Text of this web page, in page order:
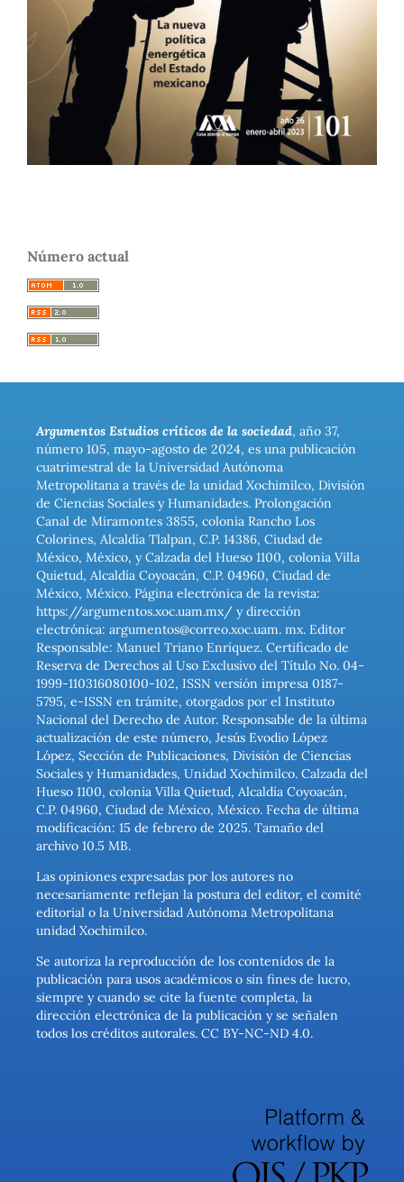
Número actual
Argumentos Estudios críticos de la sociedad, año 37,
número 105, mayo-agosto de 2024, es una publicación
cuatrimestral de la Universidad Autónoma
Metropolitana a través de la unidad Xochimilco, División
de Ciencias Sociales y Humanidades. Prolongación
Canal de Miramontes 3855, colonia Rancho Los
Colorines, Alcaldía Tlalpan, C.P. 14386, Ciudad de
México, México, y Calzada del Hueso 1100, colonia Villa
Quietud, Alcaldía Coyoacán, C.P. 04960, Ciudad de
México, México. Página electrónica de la revista:
https://argumentos.xoc.uam.mx/ y dirección
electrónica: argumentos@correo.xoc.uam. mx. Editor
Responsable: Manuel Triano Enríquez. Certificado de
Reserva de Derechos al Uso Exclusivo del Título No. 04-
1999-110316080100-102, ISSN versión impresa 0187-
5795, e-ISSN en trámite, otorgados por el Instituto
Nacional del Derecho de Autor. Responsable de la última
actualización de este número, Jesús Evodio López
López, Sección de Publicaciones, División de Ciencias
Sociales y Humanidades, Unidad Xochimilco. Calzada del
Hueso 1100, colonia Villa Quietud, Alcaldía Coyoacán,
C.P. 04960, Ciudad de México, México. Fecha de última
modificación: 15 de febrero de 2025. Tamaño del
archivo 10.5 MB.
Las opiniones expresadas por los autores no
necesariamente reflejan la postura del editor, el comité
editorial o la Universidad Autónoma Metropolitana
unidad Xochimilco.
Se autoriza la reproducción de los contenidos de la
publicación para usos académicos o sin fines de lucro,
siempre y cuando se cite la fuente completa, la
dirección electrónica de la publicación y se señalen
todos los créditos autorales. CC BY-NC-ND 4.0.